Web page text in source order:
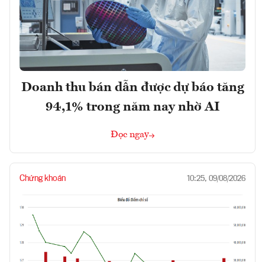
Doanh thu bán dẫn được dự báo tăng
94,1% trong năm nay nhờ AI
Đọc ngay
Chứng khoán 10:25, 09/08/2026